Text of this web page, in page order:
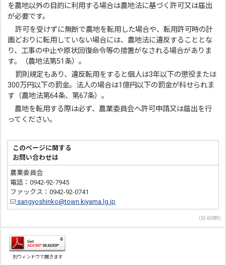
を農地以外の目的に利用する場合は農地法に基づく許可又は届出
が必要です。
許可を受けずに無断で農地を転用した場合や、転用許可時の計
画どおりに転用していない場合には、農地法に違反することとな
り、工事の中止や原状回復命令等の措置がなされる場合がありま
す。（農地法第51条）。
罰則規定もあり、違反転用をすると個人は3年以下の懲役または
300万円以下の罰金。法人の場合は1億円以下の罰金が科せられま
す（農地法第64条、第67条）。
農地を転用する際は必ず、農業委員会へ許可申請又は届出を行
ってください。
このページに関する
お問い合わせは
農業委員会
電話：0942-92-7945
ファックス：0942-92-0741
sangyoshinko@town.kiyama.lg.jp
（ID:6089）
別ウィンドウで開きます